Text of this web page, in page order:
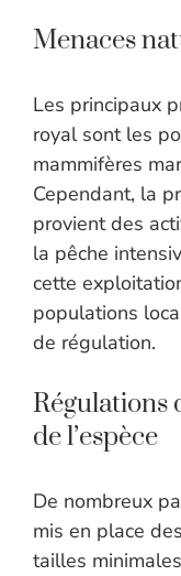
Menaces
Les principaux
royal sont les
mammifères
Cependant, la
provient des
la pêche
cette
populations
de régulation.
Régulations
de l’espèce
De nombreux
mis en place
tailles